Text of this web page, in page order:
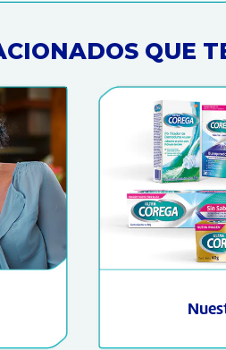
QUE